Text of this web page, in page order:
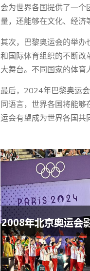
会为世界各国提供了一
量，还能够在文化、经济
其次，巴黎奥运会的举
和国际体育组织的不断改
大舞台。不同国家的体育
最后，2024年巴黎奥运
同语言，世界各国将能
运会有望成为世界各国共